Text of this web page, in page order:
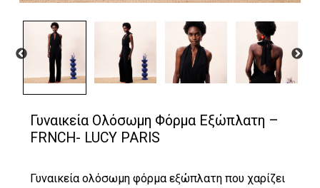
Γυναικεία Ολόσωμη Φόρμα Εξώπλατη –
FRNCH- LUCY PARIS
Γυναικεία ολόσωμη φόρμα εξώπλατη που χαρίζει